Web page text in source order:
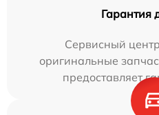
Гарантия
Сервисный
оригинальные
предоставляет